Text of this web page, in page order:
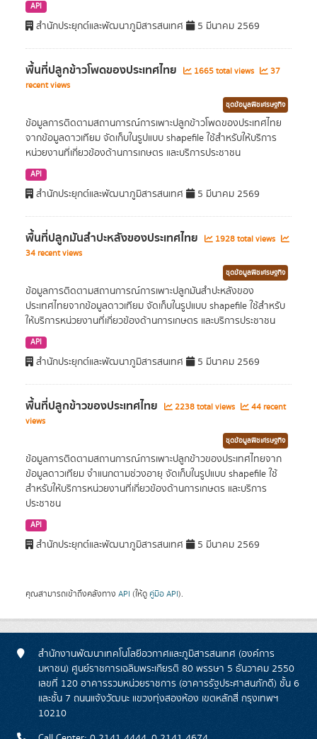
API
สำนักประยุกต์และพัฒนาภูมิสารสนเทศ 5 มีนาคม 2569
พื้นที่ปลูกข้าวโพดของประเทศไทย 1665 total views
37
recent views
ชุดข้อมูลพืชเศรษฐกิจ
ข้อมูลการติดตามสถานการณ์การเพาะปลูกข้าวโพดของประเทศไทย
จากข้อมูลดาวเทียม จัดเก็บในรูปแบบ shapefile ใช้สำหรับให้บริการ
หน่วยงานที่เกี่ยวข้องด้านการเกษตร และบริการประชาชน
API
สำนักประยุกต์และพัฒนาภูมิสารสนเทศ 5 มีนาคม 2569
พื้นที่ปลูกมันสำปะหลังของประเทศไทย
1928 total views
34 recent views
ชุดข้อมูลพืชเศรษฐกิจ
ข้อมูลการติดตามสถานการณ์การเพาะปลูกมันสำปะหลังของ
ประเทศไทยจากข้อมูลดาวเทียม จัดเก็บในรูปแบบ shapefile ใช้สำหรับ
ให้บริการหน่วยงานที่เกี่ยวข้องด้านการเกษตร และบริการประชาชน
API
สำนักประยุกต์และพัฒนาภูมิสารสนเทศ 5 มีนาคม 2569
พื้นที่ปลูกข้าวของประเทศไทย 2238 total views
44 recent
views
ชุดข้อมูลพืชเศรษฐกิจ
ข้อมูลการติดตามสถานการณ์การเพาะปลูกข้าวของประเทศไทยจาก
ข้อมูลดาวเทียม จำแนกตามช่วงอายุ จัดเก็บในรูปแบบ shapefile ใช้
สำหรับให้บริการหน่วยงานที่เกี่ยวข้องด้านการเกษตร และบริการ
ประชาชน
API
สำนักประยุกต์และพัฒนาภูมิสารสนเทศ 5 มีนาคม 2569
คุณสามารถเข้าถึงคลังทาง API (ให้ดู คู่มือ API).
สำนักงานพัฒนาเทคโนโลยีอวกาศและภูมิสารสนเทศ (องค์การ
มหาชน) ศูนย์ราชการเฉลิมพระเกียรติ 80 พรรษา 5 ธันวาคม 2550
เลขที่ 120 อาคารรวมหน่วยราชการ (อาคารรัฐประศาสนภักดี) ชั้น 6
และชั้น 7 ถนนแจ้งวัฒนะ แขวงทุ่งสองห้อง เขตหลักสี่ กรุงเทพฯ
10210